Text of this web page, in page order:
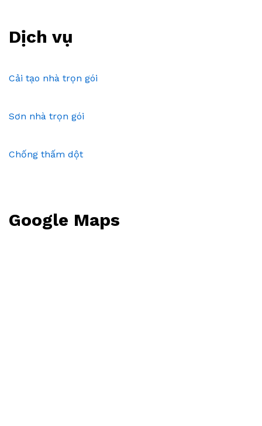
Dịch vụ
Cải tạo nhà trọn gói
Sơn nhà trọn gói
Chống thấm dột
Google Maps